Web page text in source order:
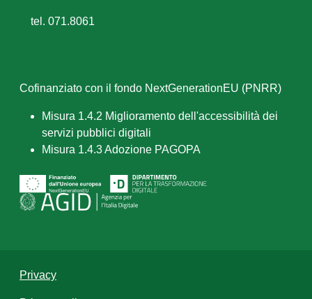
tel. 071.8061
Cofinanziato con il fondo NextGenerationEU (PNRR)
Misura 1.4.2 Miglioramento dell'accessibilità dei
servizi pubblici digitali
Misura 1.4.3 Adozione PAGOPA
Privacy